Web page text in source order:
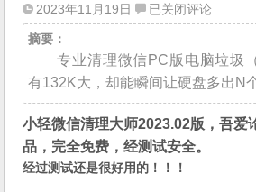
2023年11月19日
小
轻
信
清
理
大
师
2023.02
已关闭评论
摘要：
专业清理微信PC版电脑垃圾
有132K大，却能瞬间让硬盘多出N
小轻微信清理大师2023.02版，吾爱
品，完全免费，经测试安全。
经过测试还是很好用的！！！